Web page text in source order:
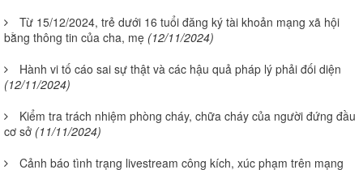
Từ 15/12/2024, trẻ dưới 16 tuổi đăng ký tài khoản mạng xã hội
bằng thông tin của cha, mẹ (12/11/2024)
Hành vi tố cáo sai sự thật và các hậu quả pháp lý phải đối diện
(12/11/2024)
Kiểm tra trách nhiệm phòng cháy, chữa cháy của người đứng đầu
cơ sở (11/11/2024)
Cảnh báo tình trạng livestream công kích, xúc phạm trên mạng